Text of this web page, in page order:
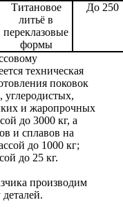
Титановое
литьё в
переклазовые
формы
До 250
техническая
поковок
углеродистых,
и жаропрочных
до 3000 кг, а
и сплавов на
до 1000 кг;
до 25 кг.
производим